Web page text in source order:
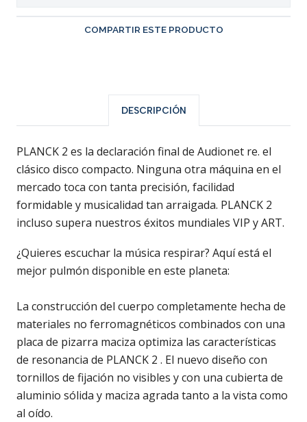
COMPARTIR ESTE PRODUCTO
DESCRIPCIÓN
PLANCK 2 es la declaración final de Audionet re. el
clásico disco compacto. Ninguna otra máquina en el
mercado toca con tanta precisión, facilidad
formidable y musicalidad tan arraigada. PLANCK 2
incluso supera nuestros éxitos mundiales VIP y ART.
¿Quieres escuchar la música respirar? Aquí está el
mejor pulmón disponible en este planeta:
La construcción del cuerpo completamente hecha de
materiales no ferromagnéticos combinados con una
placa de pizarra maciza optimiza las características
de resonancia de PLANCK 2 . El nuevo diseño con
tornillos de fijación no visibles y con una cubierta de
aluminio sólida y maciza agrada tanto a la vista como
al oído.